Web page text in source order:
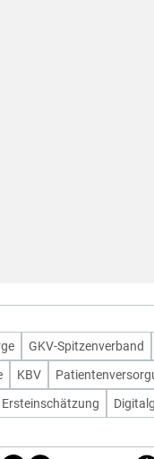
GKV-Spitzenverband
KBV
Ersteinschätzung